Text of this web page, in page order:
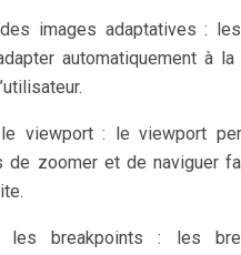
images adaptatives :
automatiquement à
viewport : le viewport
de zoomer et de naviguer
les breakpoints : les